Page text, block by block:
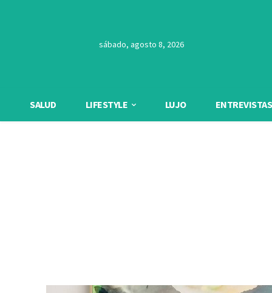
sábado, agosto 8, 2026
SALUD LIFESTYLE LUJO ENTREVISTAS